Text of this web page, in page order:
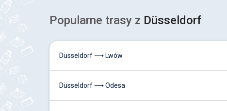
Popularne trasy z Düsseldorf
Düsseldorf ⟶ Lwów
Düsseldorf ⟶ Odesa